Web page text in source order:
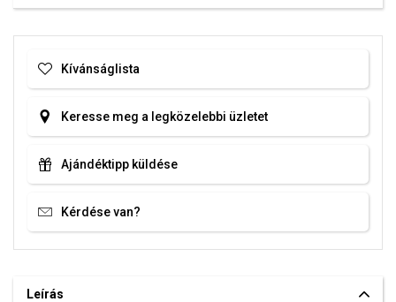
Kívánságlista
Keresse meg a legközelebbi üzletet
Ajándéktipp küldése
Kérdése van?
Leírás